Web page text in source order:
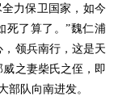
力保卫国家，如今
死了算了。”魏仁浦
领兵南行，这是天
之妻柴氏之侄，即
部队向南进发。